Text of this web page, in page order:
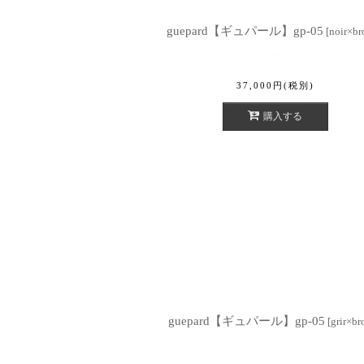
guepard【ギュパール】gp-05 [
37,000 円 (税別)
購入する
guepard【ギュパール】gp-05 [